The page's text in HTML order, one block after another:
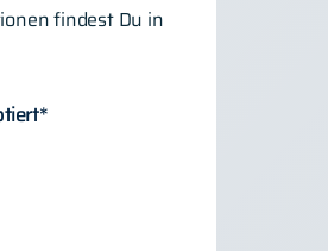
findest Du in